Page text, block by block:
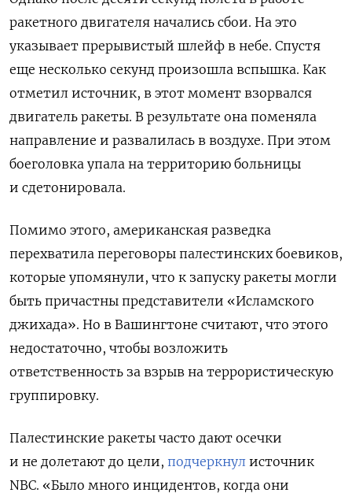
ракетного двигателя начались сбои. На это
указывает прерывистый шлейф в небе. Спустя
еще несколько секунд произошла вспышка. Как
отметил источник, в этот момент взорвался
двигатель ракеты. В результате она поменяла
направление и развалилась в воздухе. При этом
боеголовка упала на территорию больницы
и сдетонировала.
Помимо этого, американская разведка
перехватила переговоры палестинских боевиков,
которые упомянули, что к запуску ракеты могли
быть причастны представители «Исламского
джихада». Но в Вашингтоне считают, что этого
недостаточно, чтобы возложить
ответственность за взрыв на террористическую
группировку.
Палестинские ракеты часто дают осечки
и не долетают до цели, подчеркнул источник
NBC. «Было много инцидентов, когда они